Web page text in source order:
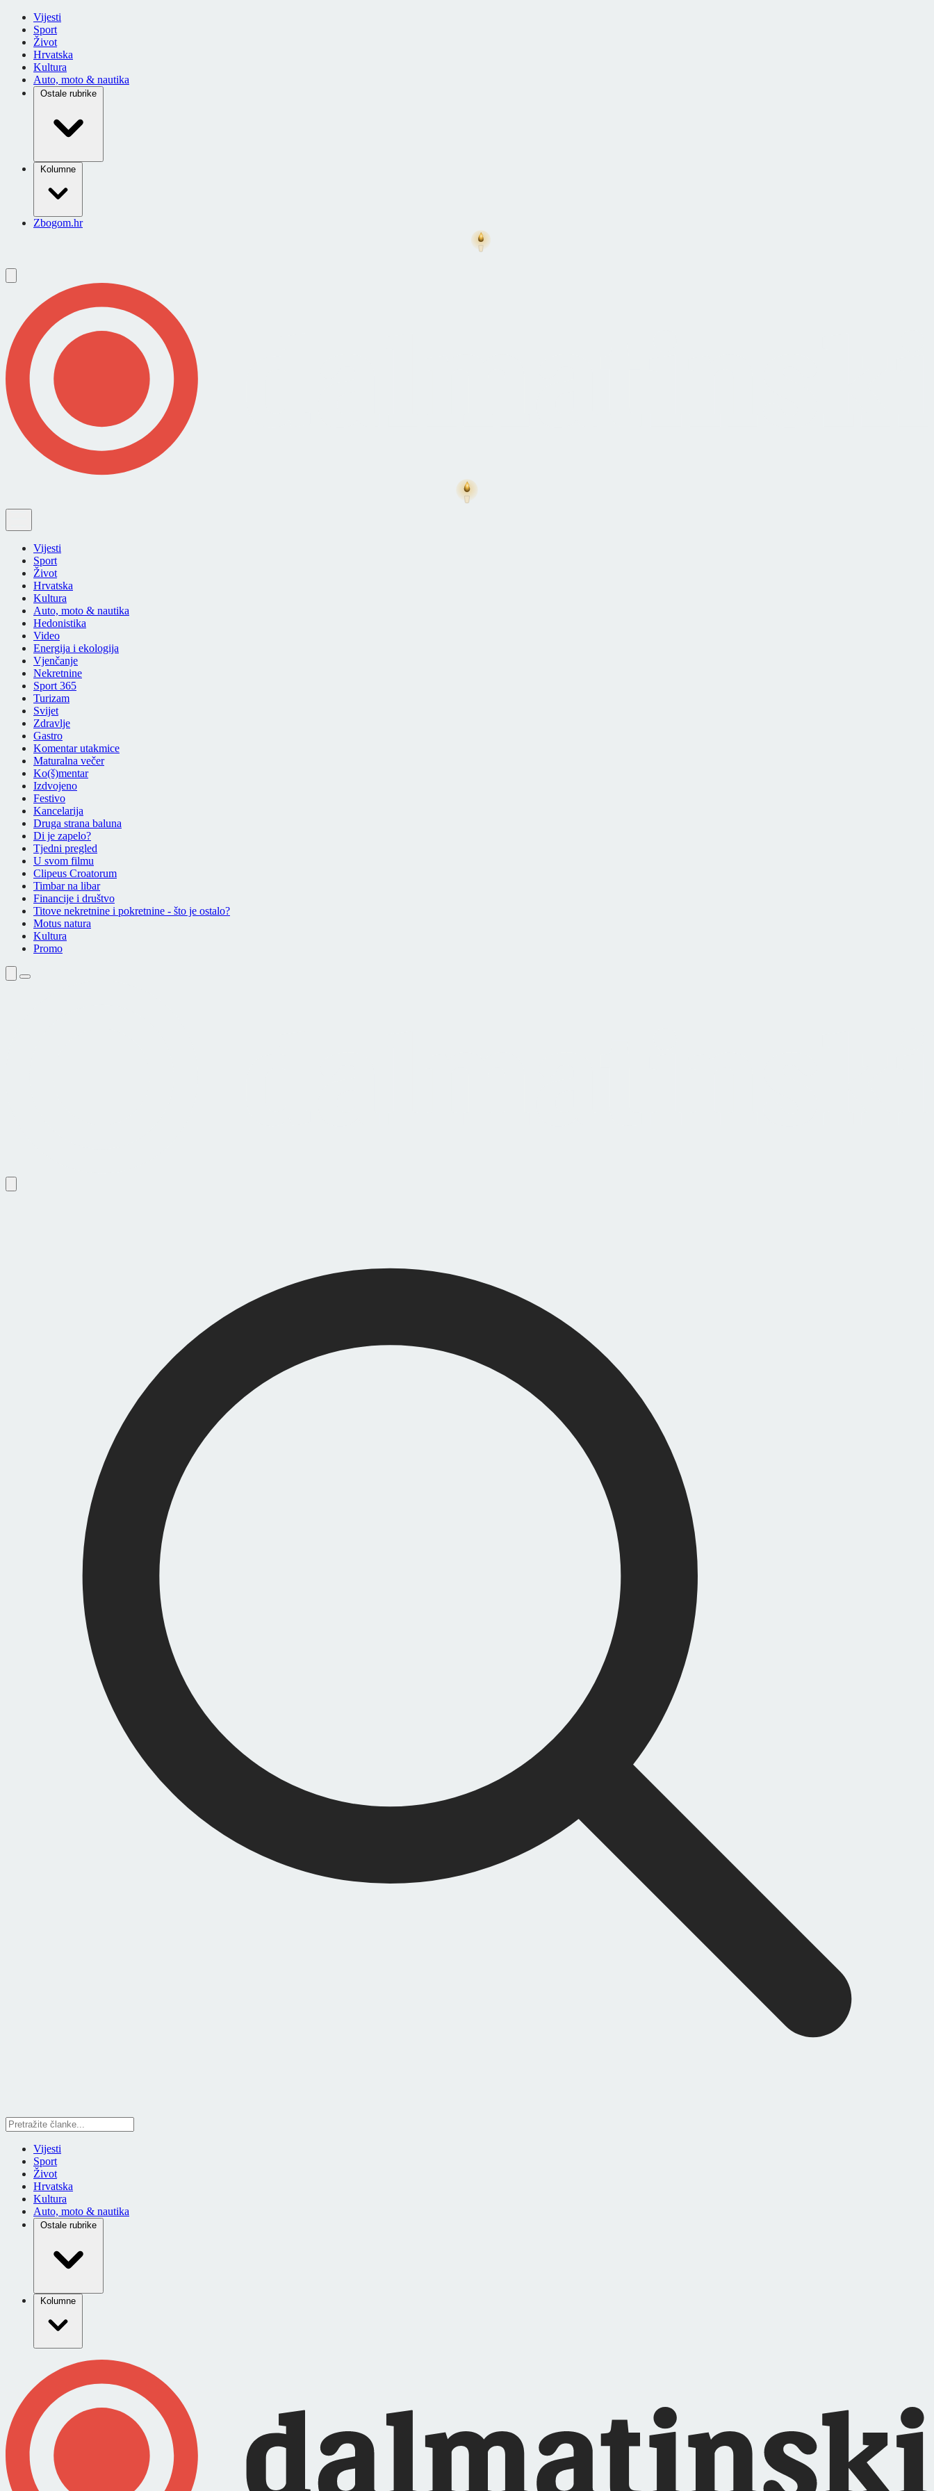
Vijesti
Sport
Život
Hrvatska
Kultura
Auto, moto & nautika
Ostale rubrike
Kolumne
Zbogom.hr
Vijesti
Sport
Život
Hrvatska
Kultura
Auto, moto & nautika
Hedonistika
Video
Energija i ekologija
Vjenčanje
Nekretnine
Sport 365
Turizam
Svijet
Zdravlje
Gastro
Komentar utakmice
Maturalna večer
Ko(š)mentar
Izdvojeno
Festivo
Kancelarija
Druga strana baluna
Di je zapelo?
Tjedni pregled
U svom filmu
Clipeus Croatorum
Timbar na libar
Financije i društvo
Titove nekretnine i pokretnine - što je ostalo?
Motus natura
Kultura
Promo
Vijesti
Sport
Život
Hrvatska
Kultura
Auto, moto & nautika
Ostale rubrike
Kolumne